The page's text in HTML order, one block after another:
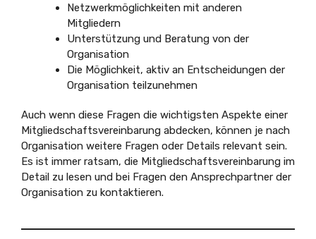
Netzwerkmöglichkeiten mit anderen
Mitgliedern
Unterstützung und Beratung von der
Organisation
Die Möglichkeit, aktiv an Entscheidungen der
Organisation teilzunehmen
Auch wenn diese Fragen die wichtigsten Aspekte einer
Mitgliedschaftsvereinbarung abdecken, können je nach
Organisation weitere Fragen oder Details relevant sein.
Es ist immer ratsam, die Mitgliedschaftsvereinbarung im
Detail zu lesen und bei Fragen den Ansprechpartner der
Organisation zu kontaktieren.